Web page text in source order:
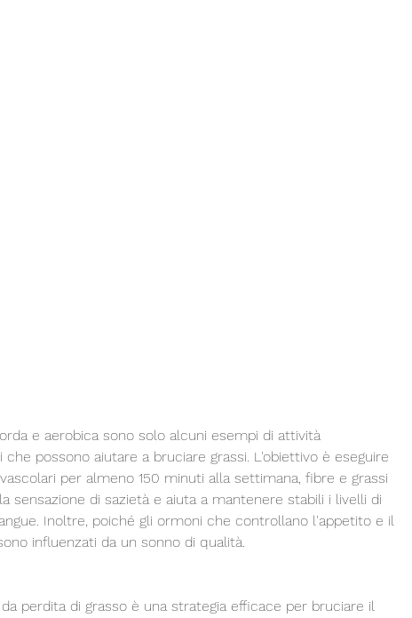
che possono aiutare a bruciare grassi. L'obiettivo è eseguire
per almeno 150 minuti alla settimana, fibre e grassi
sensazione di sazietà e aiuta a mantenere stabili i livelli di
Inoltre, poiché gli ormoni che controllano l'appetito e il
influenzati da un sonno di qualità.
perdita di grasso è una strategia efficace per bruciare il